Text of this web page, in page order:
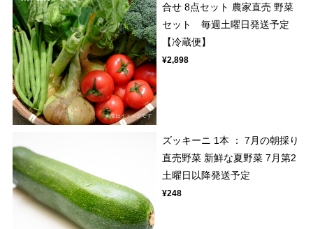
合せ 8点セット 農家直売 野菜
セット 毎週土曜日発送予定
【冷蔵便】
¥2,898
ズッキーニ 1本 ： 7月の朝採り
直売野菜 新鮮な夏野菜 7月第2
土曜日以降発送予定
¥248